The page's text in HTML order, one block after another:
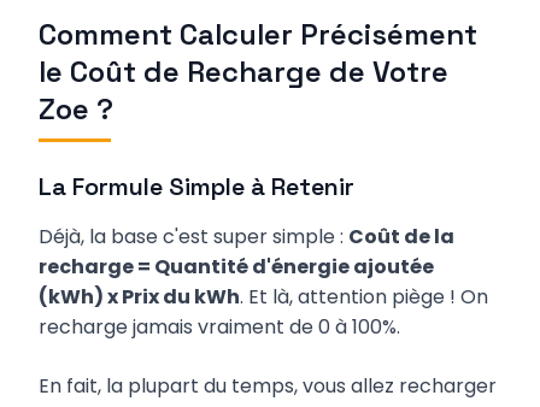
Comment Calculer Précisément
le Coût de Recharge de Votre
Zoe ?
La Formule Simple à Retenir
Déjà, la base c'est super simple : Coût de la
recharge = Quantité d'énergie ajoutée
(kWh) x Prix du kWh. Et là, attention piège ! On
recharge jamais vraiment de 0 à 100%.
En fait, la plupart du temps, vous allez recharger